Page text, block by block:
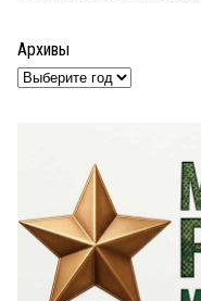
Архивы